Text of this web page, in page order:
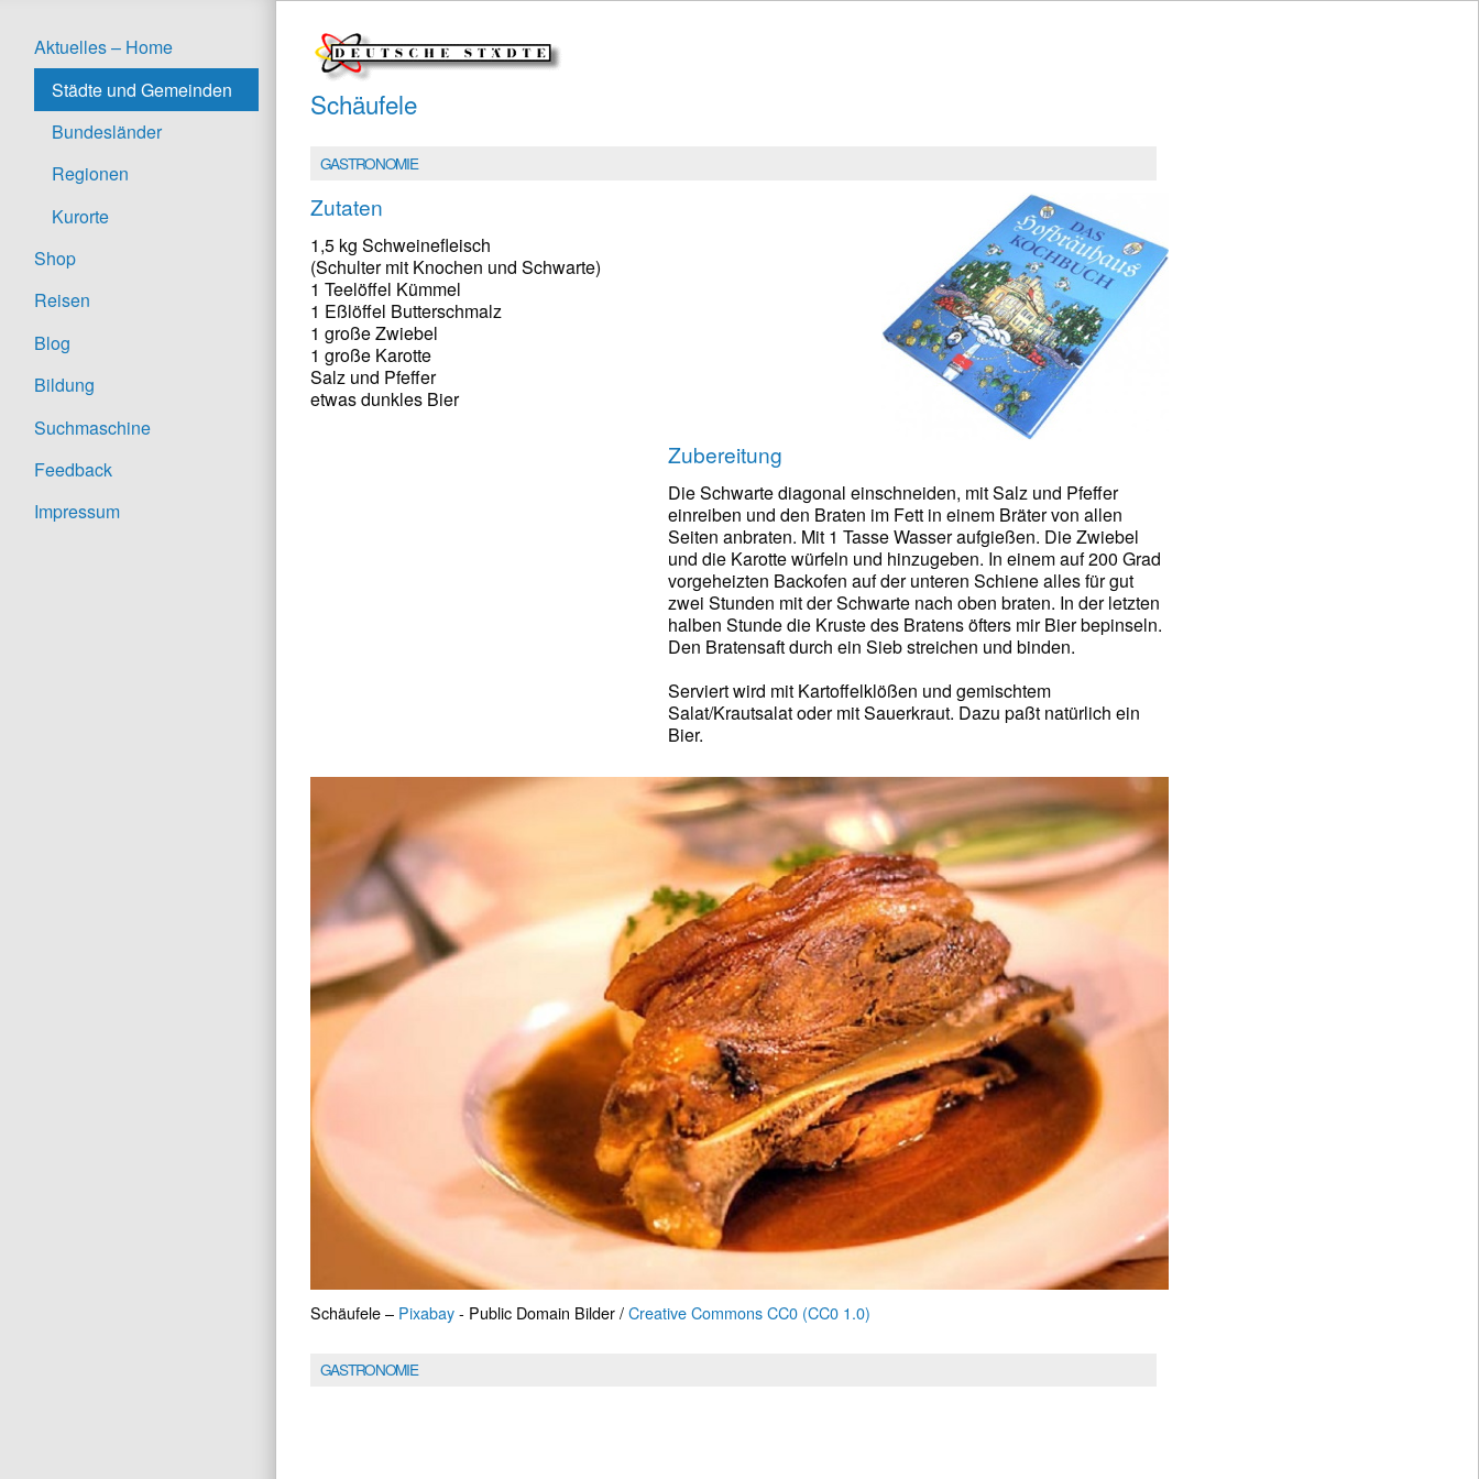
Aktuelles – Home
Städte und Gemeinden
Bundesländer
Regionen
Kurorte
Shop
Reisen
Blog
Bildung
Suchmaschine
Feedback
Impressum
Schäufele
GASTRONOMIE
Zutaten
1,5 kg Schweinefleisch
(Schulter mit Knochen und Schwarte)
1 Teelöffel Kümmel
1 Eßlöffel Butterschmalz
1 große Zwiebel
1 große Karotte
Salz und Pfeffer
etwas dunkles Bier
Zubereitung
Die Schwarte diagonal einschneiden, mit Salz und Pfeffer
einreiben und den Braten im Fett in einem Bräter von allen
Seiten anbraten. Mit 1 Tasse Wasser aufgießen. Die Zwiebel
und die Karotte würfeln und hinzugeben. In einem auf 200 Grad
vorgeheizten Backofen auf der unteren Schiene alles für gut
zwei Stunden mit der Schwarte nach oben braten. In der letzten
halben Stunde die Kruste des Bratens öfters mir Bier bepinseln.
Den Bratensaft durch ein Sieb streichen und binden.
Serviert wird mit Kartoffelklößen und gemischtem
Salat/Krautsalat oder mit Sauerkraut. Dazu paßt natürlich ein
Bier.
Schäufele – Pixabay- Public Domain Bilder /Creative Commons CC0 (CC0 1.0)
GASTRONOMIE